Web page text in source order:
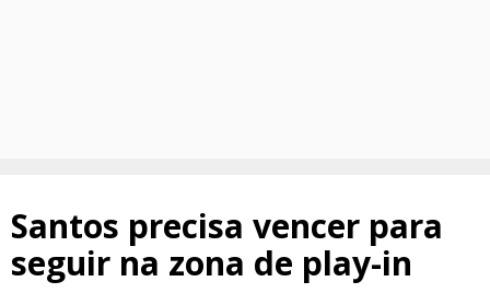
Santos precisa vencer para
seguir na zona de play-in